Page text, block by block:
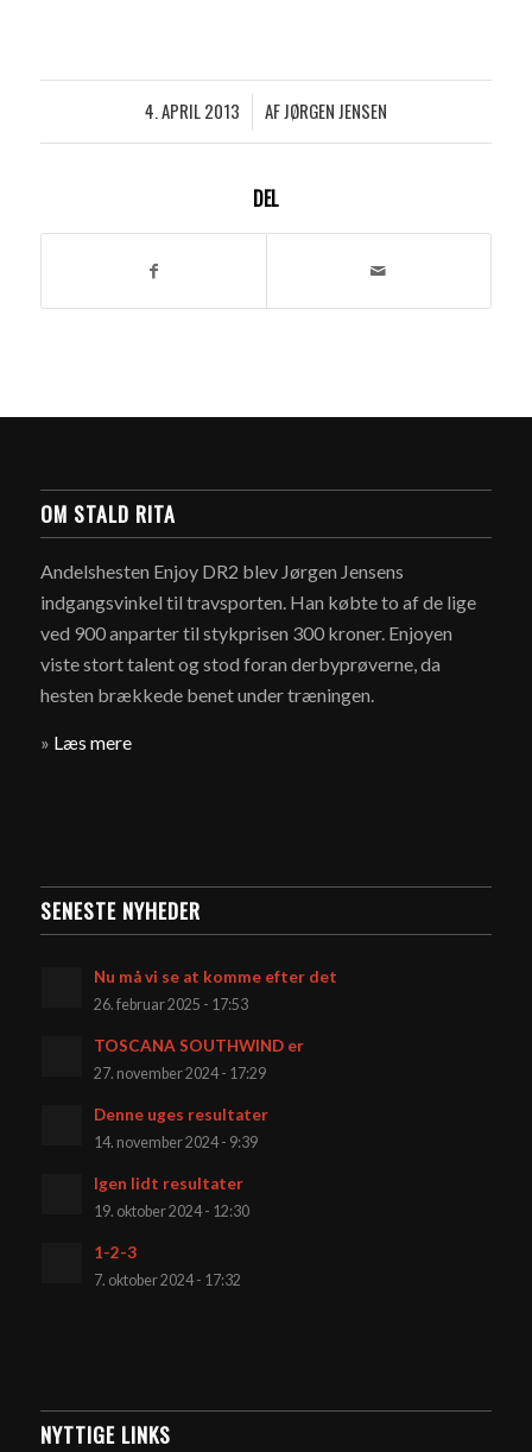
4. APRIL 2013
/ AFJØRGEN JENSEN
DEL
OM STALD RITA
Andelshesten Enjoy DR2 blev Jørgen Jensens
indgangsvinkel til travsporten. Han købte to af de lige
ved 900 anparter til stykprisen 300 kroner. Enjoyen
viste stort talent og stod foran derbyprøverne, da
hesten brækkede benet under træningen.
» Læs mere
SENESTE NYHEDER
Nu må vi se at komme efter det
26. februar 2025 - 17:53
TOSCANA SOUTHWIND er
27. november 2024 - 17:29
Denne uges resultater
14. november 2024 - 9:39
Igen lidt resultater
19. oktober 2024 - 12:30
1-2-3
7. oktober 2024 - 17:32
NYTTIGE LINKS